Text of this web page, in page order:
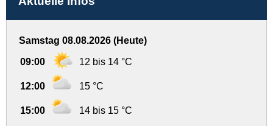
Samstag 08.08.2026 (Heute)
09:00 12 bis 14 °C
12:00 15 °C
15:00 14 bis 15 °C